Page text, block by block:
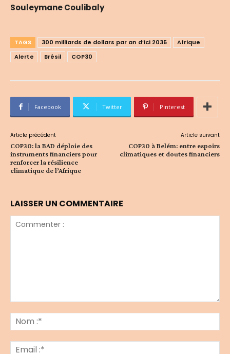
Souleymane Coulibaly
TAGS 300 milliards de dollars par an d’ici 2035
Afrique
Alerte
Brésil COP30
Facebook Twitter Pinterest
Article précédent
COP30: la BAD déploie des
instruments financiers pour
renforcer la résilience
climatique de l’Afrique
Article suivant
COP30 à Belém: entre espoirs
climatiques et doutes financiers
LAISSER UN COMMENTAIRE
:*